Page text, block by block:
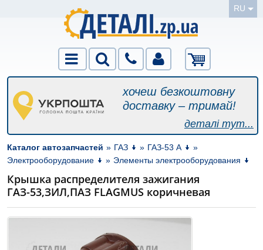
RU
хочеш безкоштовну
доставку – тримай!
деталі тут...
Каталог автозапчастей » ГАЗ » ГАЗ-53 А
»
Электрооборудование
» Элементы электрооборудования
Крышка распределителя зажигания
ГАЗ-53,ЗИЛ,ПАЗ FLAGMUS коричневая